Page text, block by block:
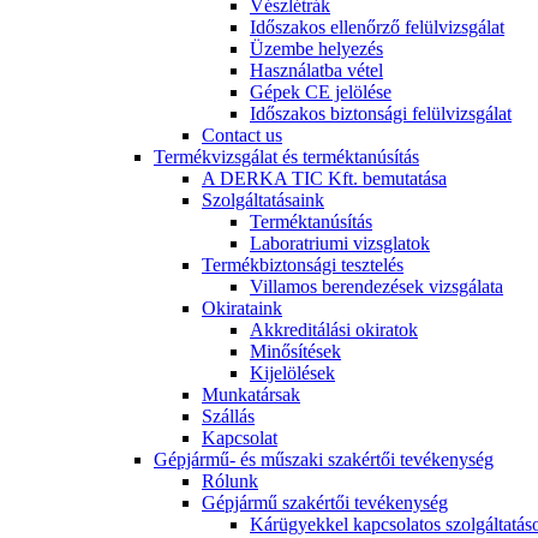
Vészlétrák
Időszakos ellenőrző felülvizsgálat
Üzembe helyezés
Használatba vétel
Gépek CE jelölése
Időszakos biztonsági felülvizsgálat
Contact us
Termékvizsgálat és terméktanúsítás
A DERKA TIC Kft. bemutatása
Szolgáltatásaink
Terméktanúsítás
Laboratriumi vizsglatok
Termékbiztonsági tesztelés
Villamos berendezések vizsgálata
Okirataink
Akkreditálási okiratok
Minősítések
Kijelölések
Munkatársak
Szállás
Kapcsolat
Gépjármű- és műszaki szakértői tevékenység
Rólunk
Gépjármű szakértői tevékenység
Kárügyekkel kapcsolatos